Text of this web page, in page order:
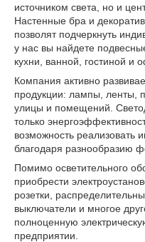
источником света, но и
Настенные бра и
позволят подчеркнуть
у нас вы найдете
кухни, ванной, гостиной и
Компания активно
продукции: лампы, ленты,
улицы и помещений.
только
возможность реализовать
благодаря разнообразию
Помимо осветительного
приобрести
розетки,
выключатели и многое
полноценную
предприятии.